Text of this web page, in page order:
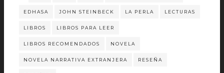
EDHASA JOHN STEINBECK LA PERLA LECTURAS
LIBROS LIBROS PARA LEER
LIBROS RECOMENDADOS NOVELA
NOVELA NARRATIVA EXTRANJERA RESEÑA